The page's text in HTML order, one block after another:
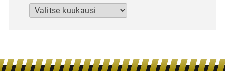
Arkistot